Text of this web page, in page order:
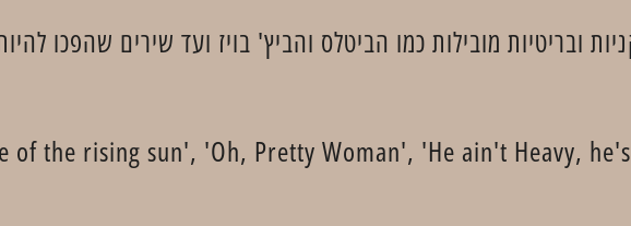
ובריטיות מובילות כמו הביטלס והביץ' בויז ועד שירים שהפכו